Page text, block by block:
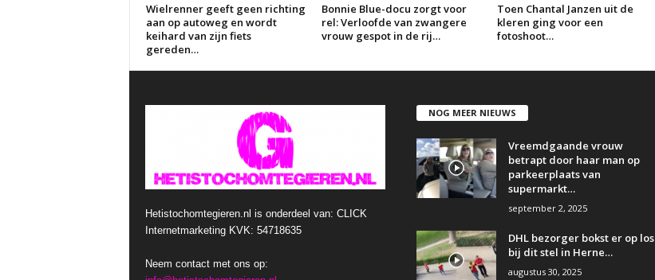
Wielrenner geeft geen richting
aan op autoweg en wordt
keihard van zijn fiets
gereden…
Bonnie Blue-docu zorgt voor
rel: Verloofde van zwangere
vrouw gespot in de rij…
Toen Chantal Janzen uit de
kleren ging voor een
fotoshoot…
Hetistochomtegieren.nl is onderdeel van: CLICK
Internetmarketing KVK: 54718635
Neem contact met ons op:
NOG MEER NIEUWS
Vreemdgaande vrouw
betrapt door haar man op
parkeerplaats van
supermarkt…
september 2, 2025
DHL bezorger bokst er op los
bij dit stel in Herne…
augustus 30, 2025